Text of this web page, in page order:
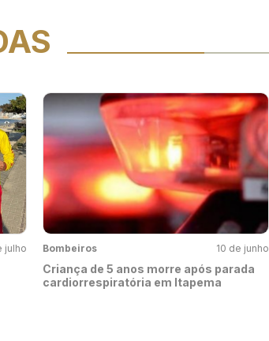
julho Bombeiros 10 de junho
Criança de 5 anos morre após parada
cardiorrespiratória em Itapema